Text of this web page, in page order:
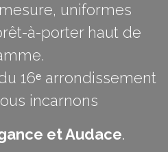
uniformes
à-porter haut de
16ᵉ arrondissement
incarnons
et Audace.